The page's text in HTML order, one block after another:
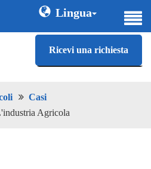
Lingua
Ricevi una richiesta
Casi
Agricola